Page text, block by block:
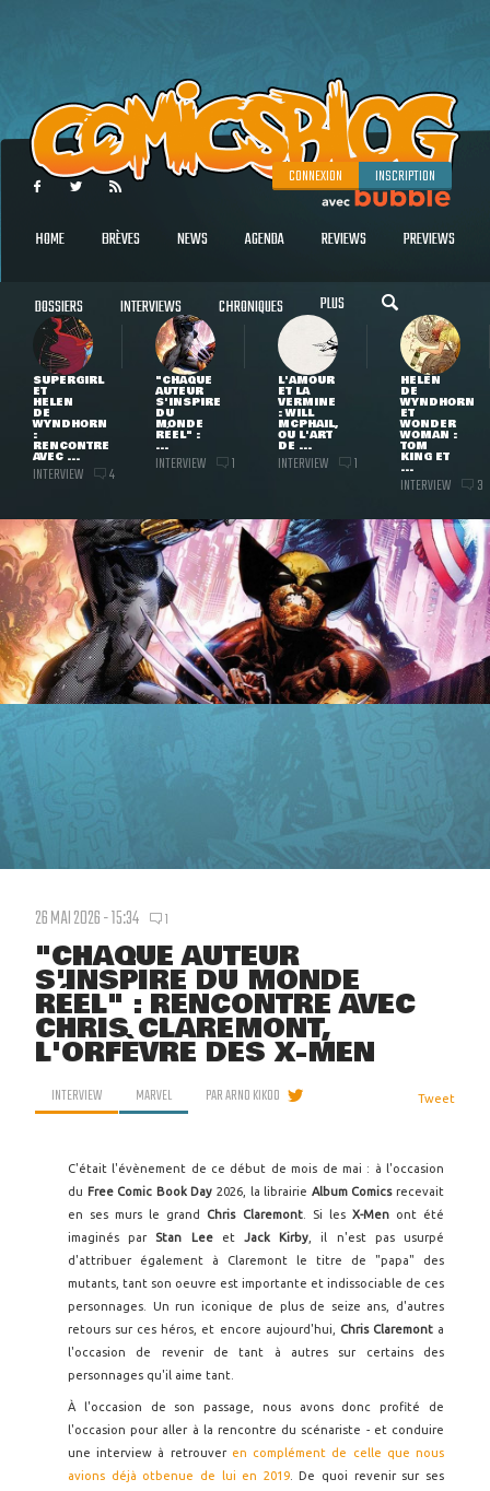
CONNEXION INSCRIPTION
HOME BRÈVES NEWS AGENDA REVIEWS PREVIEWS
DOSSIERS INTERVIEWS CHRONIQUES PLUS
SUPERGIRL
ET
HELEN
DE
WYNDHORN
:
RENCONTRE
AVEC ...
INTERVIEW 4
"CHAQUE
AUTEUR
S'INSPIRE
DU
MONDE
RÉEL" :
...
INTERVIEW 1
L'AMOUR
ET LA
VERMINE
: WILL
MCPHAIL,
OU L'ART
DE ...
INTERVIEW 1
HELEN
DE
WYNDHORN
ET
WONDER
WOMAN :
TOM
KING ET
...
INTERVIEW 3
26 MAI 2026 - 15:34 1
"CHAQUE AUTEUR
S'INSPIRE DU MONDE
RÉEL" : RENCONTRE AVEC
CHRIS CLAREMONT,
L'ORFÈVRE DES X-MEN
INTERVIEW MARVEL PARARNO KIKOO Tweet
C'était l'évènement de ce début de mois de mai : à l'occasion
du Free Comic Book Day2026, la librairie Album Comicsrecevait
en ses murs le grand Chris Claremont. Si les X-Men ont été
imaginés par Stan Lee etJack Kirby , il n'est pas usurpé
d'attribuer également à Claremont le titre de "papa" des
mutants, tant son oeuvre est importante et indissociable de ces
personnages. Un run iconique de plus de seize ans, d'autres
retours sur ces héros, et encore aujourd'hui,
Chris Claremont a
l'occasion de revenir de tant à autres sur certains des
personnages qu'il aime tant.
À l'occasion de son passage, nous avons donc profité de
l'occasion pour aller à la rencontre du scénariste - et conduire
une interview à retrouver en complément de celle que nous
avions déjà otbenue de lui en 2019. De quoi revenir sur ses